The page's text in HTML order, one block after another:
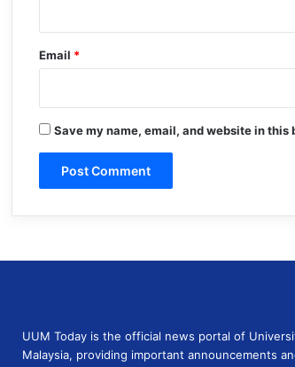
Email *
Save my name, email, and website in
UUM Today is the official news portal of
Malaysia, providing important announcements